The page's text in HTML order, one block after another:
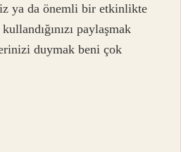
ya da önemli bir etkinlikte
paylaşmak
duymak beni çok